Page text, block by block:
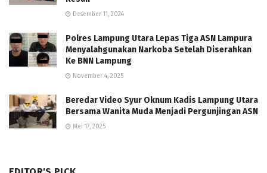
Desember 11, 2024
Polres Lampung Utara Lepas Tiga ASN Lampura
Menyalahgunakan Narkoba Setelah Diserahkan
Ke BNN Lampung
November 4, 2025
Beredar Video Syur Oknum Kadis Lampung Utara
Bersama Wanita Muda Menjadi Pergunjingan ASN
Mei 17, 2025